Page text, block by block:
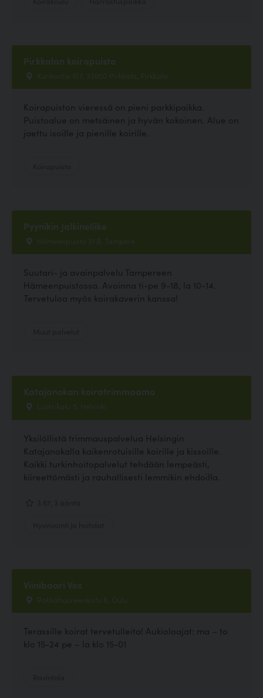
Pirkkalan koirapuisto
Kurikantie 107, 33950 Pirkkala, Pirkkala
Koirapuiston vieressä on pieni parkkipaikka.
Puistoalue on metsäinen ja hyvän kokoinen. Alue on
jaettu isoille ja pienille koirille.
Pyynikin Jalkineliike
Hämeenpuisto 31 B, Tampere
Suutari- ja avainpalvelu Tampereen
Hämeenpuistossa. Avoinna ti-pe 9-18, la 10-14.
Tervetuloa myös koirakaverin kanssa!
Katajanokan koiratrimmaamo
Luotsikatu 5, Helsinki
Yksilöllistä trimmauspalvelua Helsingin
Katajanokalla kaikenrotuisille koirille ja kissoille.
Kaikki turkinhoitopalvelut tehdään lempeästi,
kiireettömästi ja rauhallisesti lemmikin ehdoilla.
Viinibaari Vox
Pakkahuoneenkatu 8, Oulu
Terassille koirat tervetulleita! Aukioloajat: ma – to
klo 15-24 pe – la klo 15-01